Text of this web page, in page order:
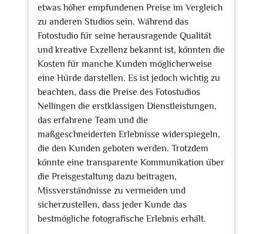
etwas höher empfundenen Preise im Vergleich
zu anderen Studios sein. Während das
Fotostudio für seine herausragende Qualität
und kreative Exzellenz bekannt ist, könnten die
Kosten für manche Kunden möglicherweise
eine Hürde darstellen. Es ist jedoch wichtig zu
beachten, dass die Preise des Fotostudios
Nellingen die erstklassigen Dienstleistungen,
das erfahrene Team und die
maßgeschneiderten Erlebnisse widerspiegeln,
die den Kunden geboten werden. Trotzdem
könnte eine transparente Kommunikation über
die Preisgestaltung dazu beitragen,
Missverständnisse zu vermeiden und
sicherzustellen, dass jeder Kunde das
bestmögliche fotografische Erlebnis erhält.